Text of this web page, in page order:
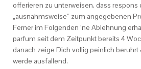
offerieren zu unterweisen, dass
„ausnahmsweise“ zum angegebenen
Ferner im Folgenden ‘ne Ablehnung
parfum seit dem Zeitpunkt bereits 4
danach zeige Dich vollig peinlich
werde ausfallend.